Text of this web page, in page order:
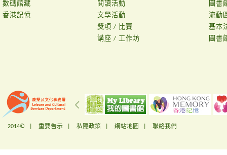
數碼館藏
香港記憶
閱讀活動
文學活動
獎項 / 比賽
講座 / 工作坊
圖書
流動
基本
圖書
2014© | 重要告示 私隱政策 網站地圖 聯絡我們